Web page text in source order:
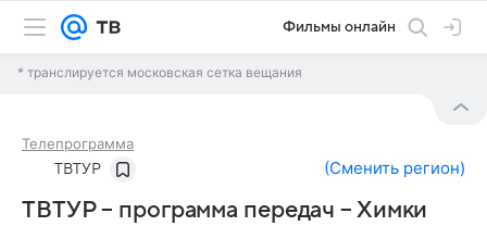
Фильмы онлайн
* транслируется московская сетка вещания
Телепрограмма
ТВТУР (Сменить регион)
ТВТУР – программа передач – Химки